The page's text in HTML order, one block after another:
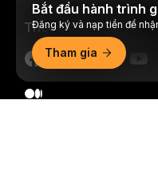
Theo dõi chúng tôi
Bắt đầu hành trình
Đăng ký và nạp tiền để
Tham gia